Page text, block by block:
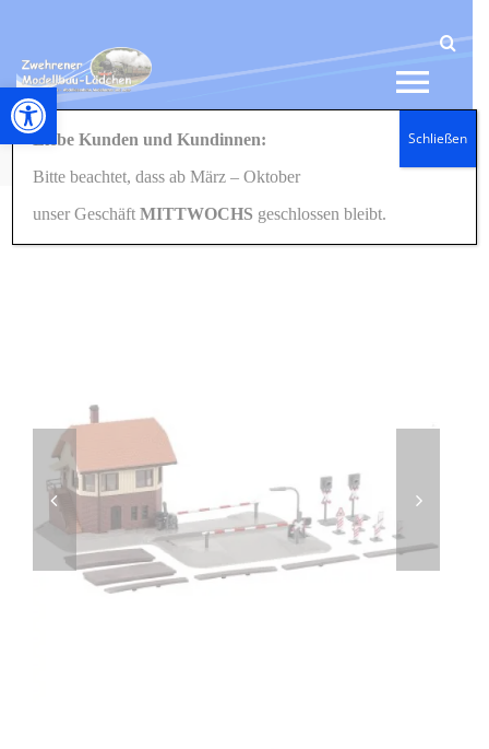
Werkzeugleiste öffnen
springen
HOME
GESCHENKIDEEN
KONTAKT
MEIN KONTO
Startseite Eisenbahn Häuser/Gebäude
N/1:160
231718 Bahnübergang mit Stellwerk N / 1:160
Liebe Kunden und Kundinnen:
Bitte beachtet, dass ab März – Oktober
unser GeschäftMITTWOCHS geschlossen bleibt.
Schließen